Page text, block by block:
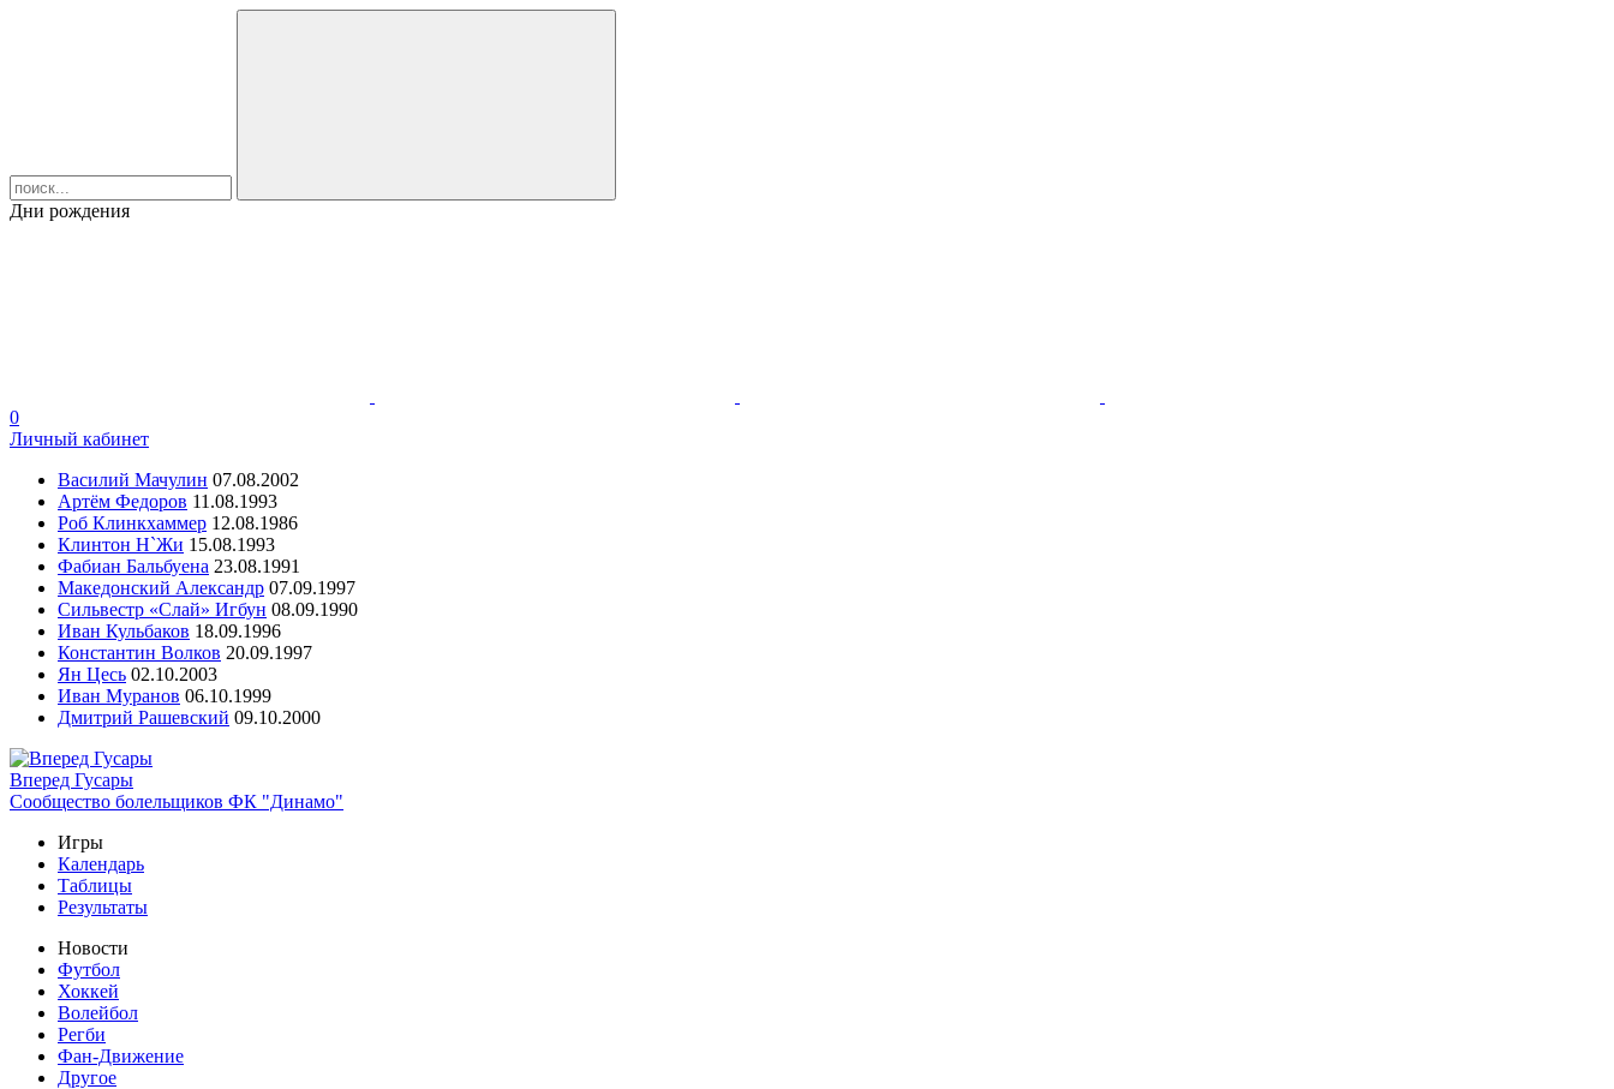
Дни рождения
0
Личный кабинет
Василий Мачулин 07.08.2002
Артём Федоров 11.08.1993
Роб Клинкхаммер 12.08.1986
Клинтон Н`Жи 15.08.1993
Фабиан Бальбуена 23.08.1991
Македонский Александр 07.09.1997
Сильвестр «Слай» Игбун 08.09.1990
Иван Кульбаков 18.09.1996
Константин Волков 20.09.1997
Ян Цесь 02.10.2003
Иван Муранов 06.10.1999
Дмитрий Рашевский 09.10.2000
Вперед Гусары
Сообщество болельщиков ФК "Динамо"
Игры
Календарь
Таблицы
Результаты
Новости
Футбол
Хоккей
Волейбол
Регби
Фан-Движение
Другое